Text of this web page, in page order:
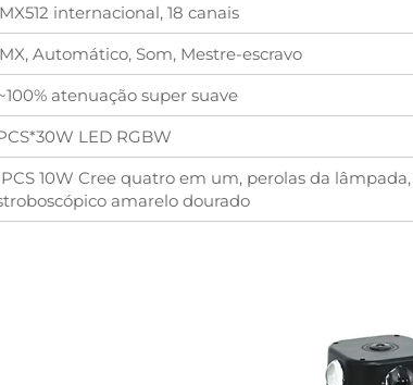
internacional, 18 canais
Automático, Som, Mestre-escravo
atenuação super suave
LED RGBW
10W Cree quatro em um, perolas da
amarelo dourado